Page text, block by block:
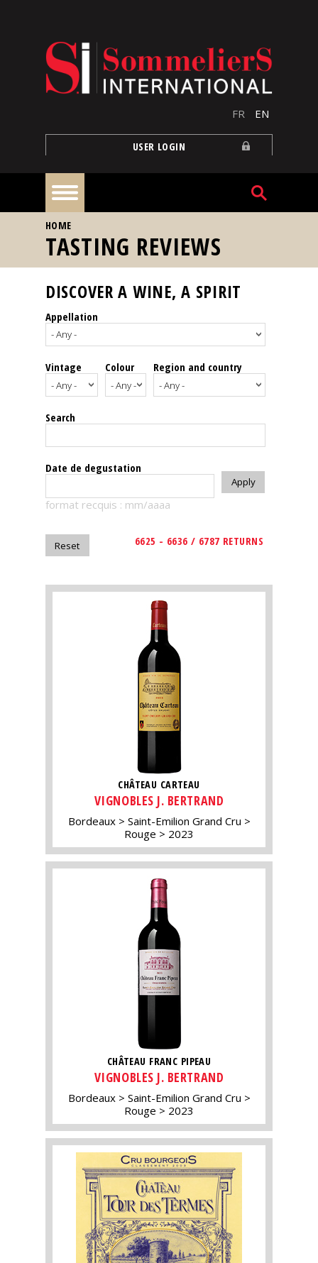
FR EN
USER LOGIN
Home
Our
events
Spirits
Tasting
reviews
The
magazine
Magazine
YOU ARE HERE
HOME
TASTING REVIEWS
DISCOVER A WINE, A SPIRIT
Appellation
Vintage Colour Region and country
Search
Date de degustation
format recquis : mm/aaaa
6625 - 6636 / 6787 RETURNS
CHÂTEAU CARTEAU
VIGNOBLES J. BERTRAND
Bordeaux
Saint-Emilion Grand Cru
Rouge
2023
CHÂTEAU FRANC PIPEAU
VIGNOBLES J. BERTRAND
Bordeaux
Saint-Emilion Grand Cru
Rouge
2023